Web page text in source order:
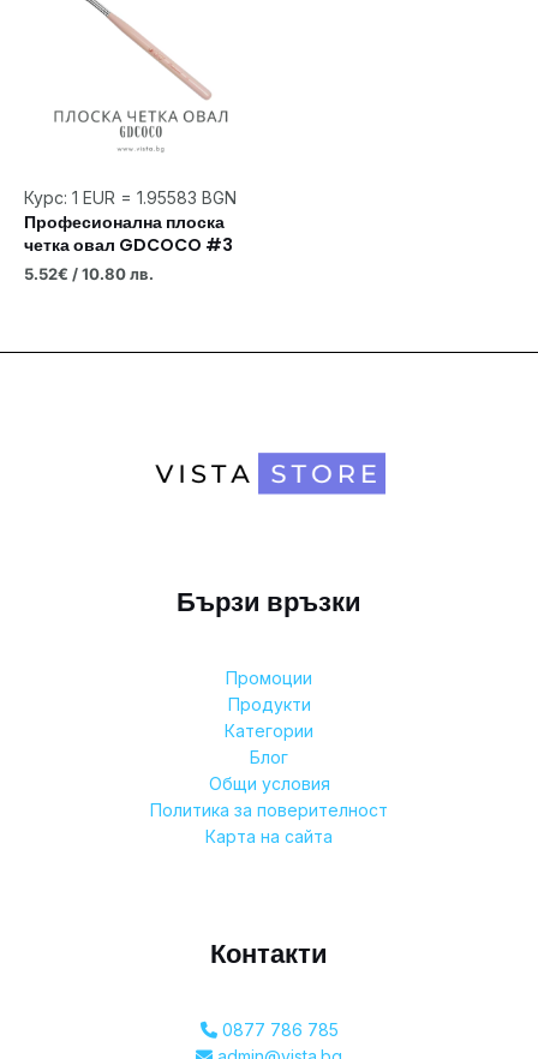
Курс: 1 EUR = 1.95583 BGN
Професионална плоска
четка овал GDCOCO #3
5.52€ / 10.80 лв.
Бързи връзки
Промоции
Продукти
Категории
Блог
Общи условия
Политика за поверителност
Карта на сайта
Контакти
0877 786 785